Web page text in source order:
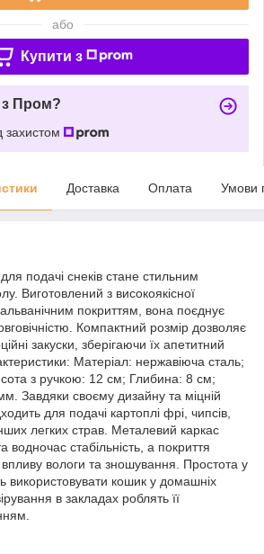
або
Купити з
з Пром?
захистом
Доставка Оплата Умови
подачі снеків стане стильним
Виготовлений з високоякісної
покриттям, вона поєднує
Компактний розмір дозволяє
закуски, зберігаючи їх апетитний
Матеріал: нержавіюча сталь;
з ручкою: 12 см; Глибина: 8 см;
Завдяки своєму дизайну та міцній
для подачі картоплі фрі, чипсів,
легких страв. Металевий каркас
водночас стабільність, а покриття
впливу вологи та зношування. Простота у
використовувати кошик у домашніх
в закладах роблять її